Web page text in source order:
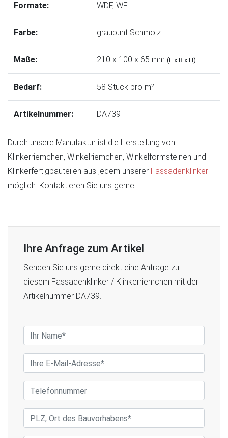
Formate: WDF, WF
Farbe: graubunt Schmolz
Maße: 210 x 100 x 65 mm (L x B x H)
Bedarf: 58 Stück pro m²
Artikelnummer: DA739
Durch unsere Manufaktur ist die Herstellung von
Klinkerriemchen, Winkelriemchen, Winkelformsteinen und
Klinkerfertigbauteilen aus jedem unserer Fassadenklinker
möglich. Kontaktieren Sie uns gerne.
Ihre Anfrage zum Artikel
Senden Sie uns gerne direkt eine Anfrage zu
diesem Fassadenklinker / Klinkerriemchen mit der
Artikelnummer DA739.